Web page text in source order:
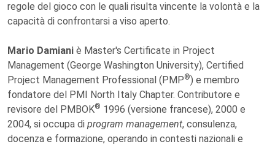
regole del gioco con le quali risulta vincente la volontà e la
capacità di confrontarsi a viso aperto.
Mario Damiani è Master's Certificate in Project
Management (George Washington University), Certified
Project Management Professional (PMP®) e membro
fondatore del PMI North Italy Chapter. Contributore e
revisore del PMBOK® 1996 (versione francese), 2000 e
2004, si occupa di program management, consulenza,
docenza e formazione, operando in contesti nazionali e